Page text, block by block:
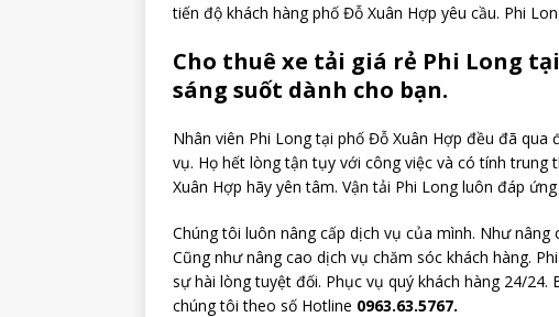
tiến độ khách hàng phố Đỗ Xuân Hợp yêu cầu. Phi
Cho thuê xe tải giá rẻ Phi Long
sáng suốt dành cho bạn.
Nhân viên Phi Long tại phố Đỗ Xuân Hợp đều đã
vụ. Họ hết lòng tận tụy với công việc và có tính trung
Xuân Hợp hãy yên tâm. Vận tải Phi Long luôn đáp
Chúng tôi luôn nâng cấp dịch vụ của mình. Như
Cũng như nâng cao dịch vụ chăm sóc khách hàng.
sự hài lòng tuyệt đối. Phục vụ quý khách hàng 24/
chúng tôi theo số Hotline 0963.63.5767.